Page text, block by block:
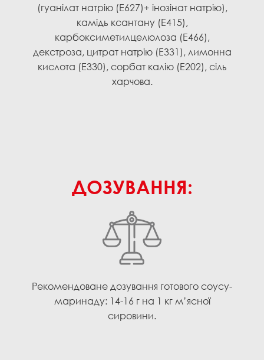
(гуанілат натрію (E627)+ інозінат натрію),
камідь ксантану (Е415),
карбоксиметилцелюлоза (Е466),
декстроза, цитрат натрію (Е331), лимонна
кислота (Е330), сорбат калію (Е202), сіль
харчова.
ДОЗУВАННЯ:
Рекомендоване дозування готового соусу-
маринаду: 14-16 г на 1 кг м’ясної
сировини.